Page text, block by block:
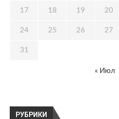
РУБРИКИ
17 18 19 20
24 25 26 27
31
« Июл